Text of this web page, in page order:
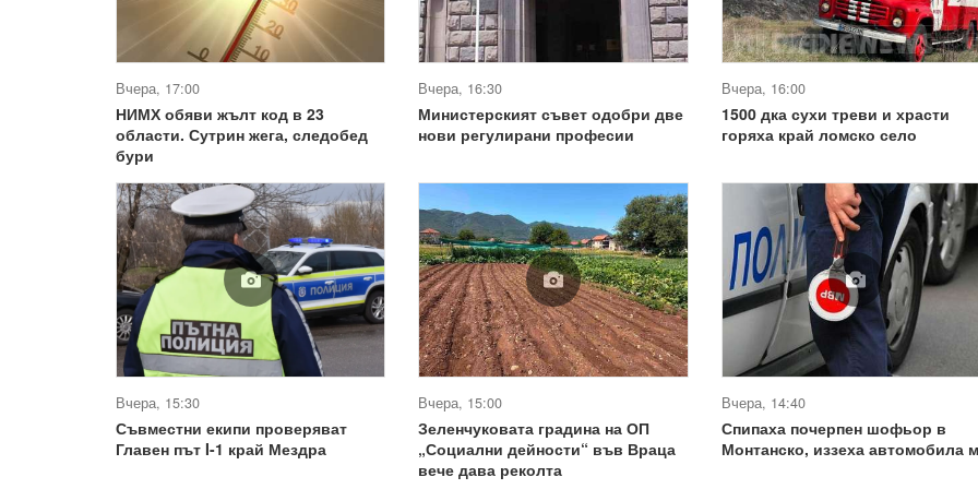
Вчера, 17:00
НИМХ обяви жълт код в 23
области. Сутрин жега, следобед
бури
Вчера, 16:30
Министерският съвет одобри две
нови регулирани професии
Вчера, 16:00
1500 дка сухи треви и храсти
горяха край ломско село
Вчера, 15:30
Съвместни екипи проверяват
Главен път I-1 край Мездра
Вчера, 15:00
Зеленчуковата градина на ОП
„Социални дейности“ във Враца
вече дава реколта
Вчера, 14:40
Спипаха почерпен шофьор в
Монтанско, иззеха автомобила